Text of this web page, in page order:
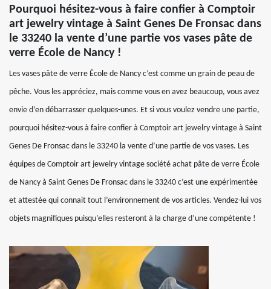
Pourquoi hésitez-vous à faire confier à Comptoir
art jewelry vintage à Saint Genes De Fronsac dans
le 33240 la vente d’une partie vos vases pâte de
verre École de Nancy !
Les vases pâte de verre École de Nancy c’est comme un grain de peau de
pêche. Vous les appréciez, mais comme vous en avez beaucoup, vous avez
envie d’en débarrasser quelques-unes. Et si vous voulez vendre une partie,
pourquoi hésitez-vous à faire confier à Comptoir art jewelry vintage à Saint
Genes De Fronsac dans le 33240 la vente d’une partie de vos vases. Les
équipes de Comptoir art jewelry vintage société achat pâte de verre École
de Nancy à Saint Genes De Fronsac dans le 33240 c’est une expérimentée
et attestée qui connait tout l’environnement de vos articles. Vendez-lui vos
objets magnifiques puisqu’elles resteront à la charge d’une compétente !